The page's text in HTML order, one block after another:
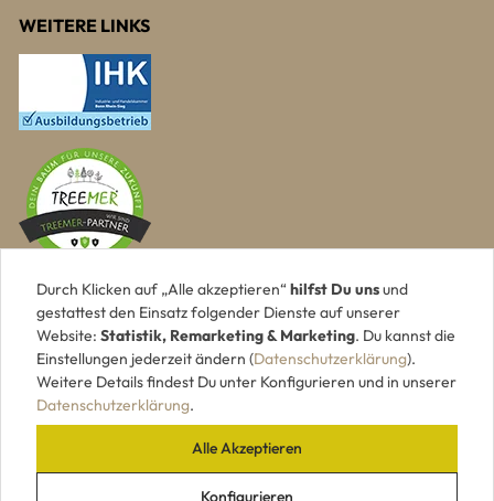
WEITERE LINKS
UNSERE ZAHLUNGSARTEN
Durch Klicken auf „Alle akzeptieren“ hilfst Du unsund
gestattest den Einsatz folgender Dienste auf unserer
Website: Statistik, Remarketing & Marketing. Du kannst die
Einstellungen jederzeit ändern (Datenschutzerklärung).
Weitere Details findest Du unter Konfigurieren und in unserer
Datenschutzerklärung.
Konfigurieren
Alle Akzeptieren